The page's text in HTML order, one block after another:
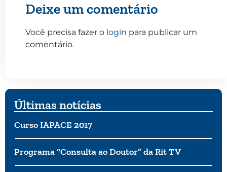
Deixe um comentário
Você precisa fazer o login para publicar um
comentário.
Últimas notícias
Curso IAPACE 2017
Programa “Consulta ao Doutor” da Rit TV